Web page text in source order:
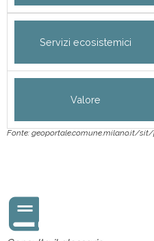
Servizi ecosistemici
Valore
Fonte: geoportale.comune.milano.it/